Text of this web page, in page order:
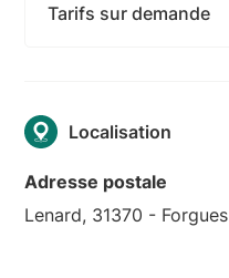
Tarifs sur demande
Localisation
Adresse postale
Lenard, 31370 - Forgues